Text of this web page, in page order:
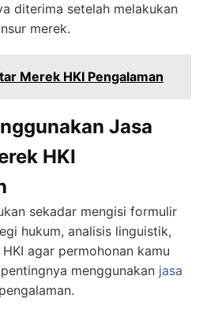
diterima setelah melakukan
merek.
Merek HKI Pengalaman
Jasa
HKI
sekadar mengisi formulir
hukum, analisis linguistik,
agar permohonan kamu
menggunakan jasa